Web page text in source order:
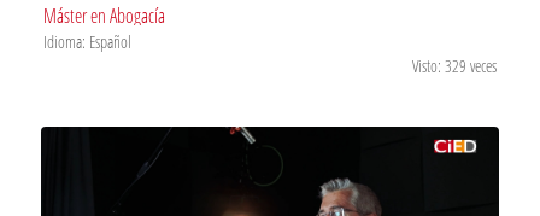
Máster en Abogacía
Idioma: Español
Visto: 329 veces